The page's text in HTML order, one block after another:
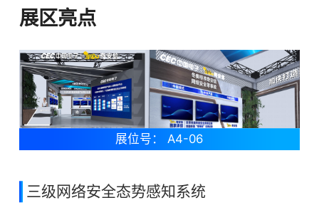
展区亮点
展位号： A4-06
三级网络安全态势感知系统